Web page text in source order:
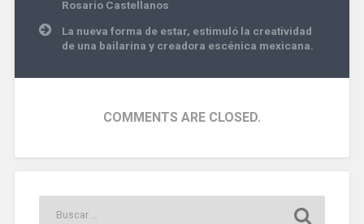
Rosario Castellanos
La nueva forma de estar, estimuló la creatividad
de una bailarina y creadora escénica mexicana.
COMMENTS ARE CLOSED.